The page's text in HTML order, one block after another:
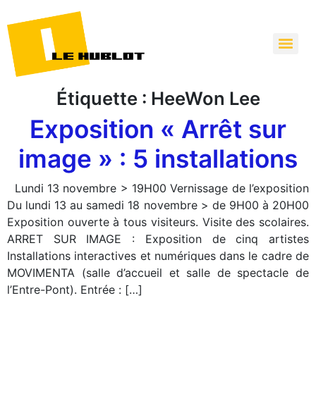
Étiquette : HeeWon Lee
Exposition « Arrêt sur
image » : 5 installations
Lundi 13 novembre > 19H00 Vernissage de l’exposition
Du lundi 13 au samedi 18 novembre > de 9H00 à 20H00
Exposition ouverte à tous visiteurs. Visite des scolaires.
ARRET SUR IMAGE : Exposition de cinq artistes
Installations interactives et numériques dans le cadre de
MOVIMENTA (salle d’accueil et salle de spectacle de
l’Entre-Pont). Entrée : […]